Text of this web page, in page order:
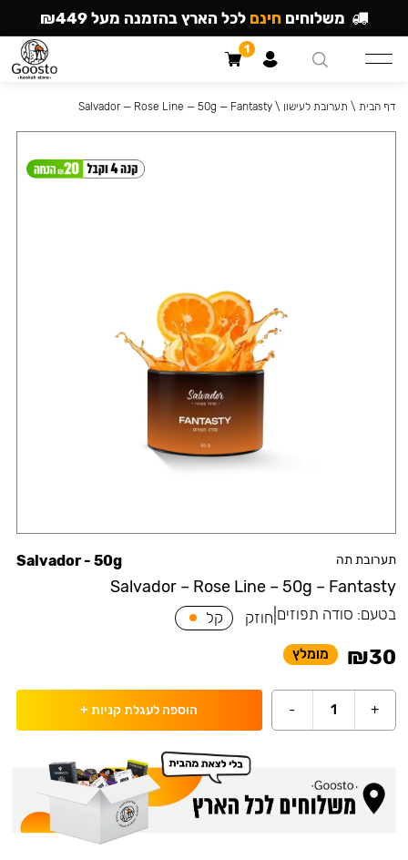
תערובת תה
Salvador – Rose Line – 50g – Fantasty
Salvador - 50g
בטעם: סודה תפוזים חוזק קל
₪30 מומלץ
+
1
- הוספה לעגלת קניות +
דף הבית \ תערובת לעישון \
Salvador — Rose Line — 50g — Fantasty
משלוחים חינם לכל הארץ בהזמנה מעל ₪449
1